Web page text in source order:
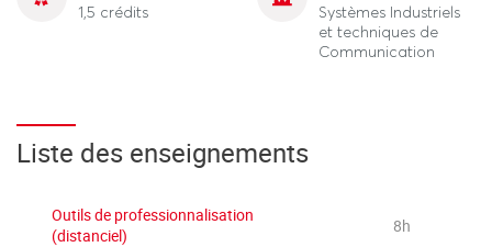
1,5 crédits
Systèmes Industriels
et techniques de
Communication
Liste des enseignements
Outils de professionnalisation
(distanciel)
8h